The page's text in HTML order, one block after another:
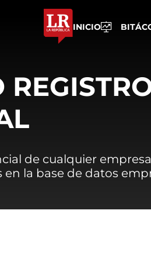
INICIO
de cualquier
en la base de datos